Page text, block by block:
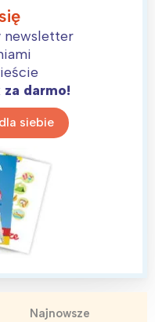
newsletter
darmo!
siebie
Najnowsze